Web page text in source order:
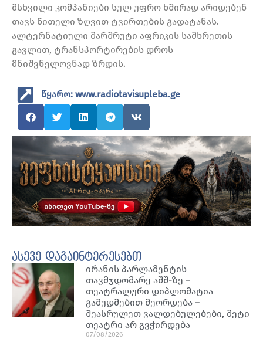
მსხვილი კომპანიები სულ უფრო ხშირად არიდებენ
თავს წითელი ზღვით ტვირთების გადატანას.
ალტერნატიული მარშრუტი აფრიკის სამხრეთის
გავლით, ტრანსპორტირების დროს
მნიშვნელოვნად ზრდის.
წყარო: www.radiotavisupleba.ge
ასევე დაგაინტერესებთ
ირანის პარლამენტის
თავმჯდომარე აშშ-ზე –
თეატრალური დიპლომატია
გამუდმებით მეორდება –
შეასრულეთ ვალდებულებები, მეტი
თეატრი არ გვჭირდება
07/08/2026